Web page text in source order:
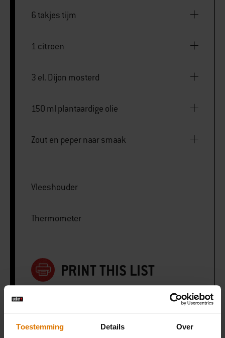
Toestemming Details Over
6 takjes tijm
1 citroen
3 el. Dijon mosterd
150 ml plantaardige olie
Zout en peper naar smaak
Vleeshouder
Thermometer
PRINT THIS LIST